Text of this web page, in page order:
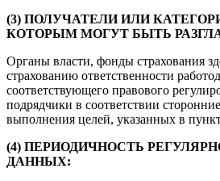
(3) ПОЛУЧАТЕЛИ ИЛИ
КОТОРЫМ МОГУТ БЫТЬ
Органы власти, фонды страхования
страхованию ответственности
соответствующего правового
подрядчики в соответствии
выполнения целей, указанных в
(4) ПЕРИОДИЧНОСТЬ
ДАННЫХ: